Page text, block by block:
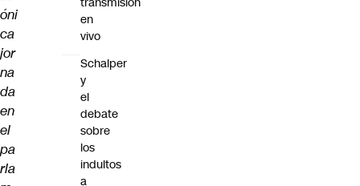
óni
ca
jor
na
da
en
el
pa
rla
en
vivo
Schalper
y
el
debate
sobre
los
indultos
a